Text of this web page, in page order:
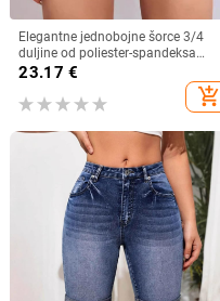
Elegantne jednobojne šorce 3/4
duljine od poliester-spandeksa
smjese, srednji pojas, srednja
23.17 €
add_shopping_cart